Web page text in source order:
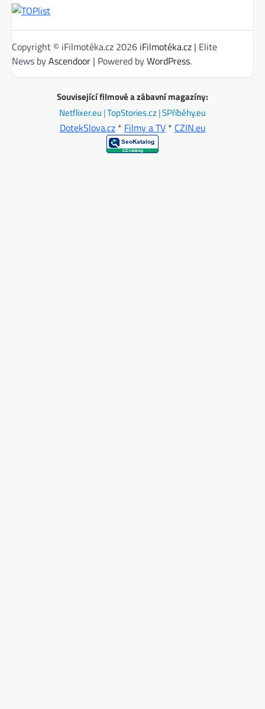
Copyright © iFilmotéka.cz 2026 iFilmotéka.cz | Elite
News byAscendoor | Powered byWordPress.
Související filmové a zábavní magazíny:
Netflixer.eu |TopStories.cz|SPříběhy.eu
DotekSlova.cz* Filmy a TV* CZIN.eu